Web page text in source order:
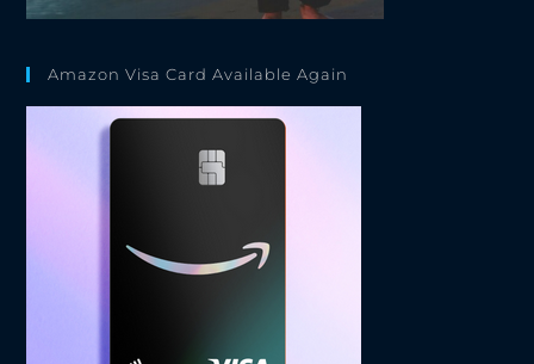
Amazon Visa Card Available Again